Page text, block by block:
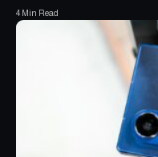
4 Min Read